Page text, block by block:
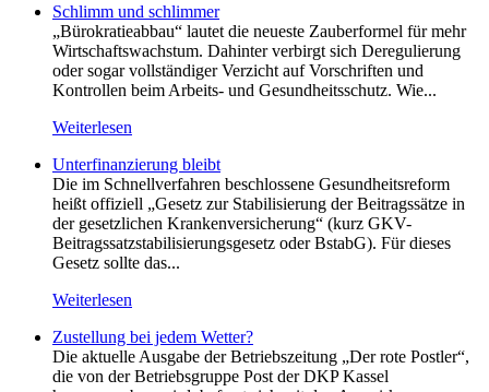
Schlimm und schlimmer
„Bürokratieabbau“ lautet die neueste Zauberformel für mehr
Wirtschaftswachstum. Dahinter verbirgt sich Deregulierung
oder sogar vollständiger Verzicht auf Vorschriften und
Kontrollen beim Arbeits- und Gesundheitsschutz. Wie...
Weiterlesen
Unterfinanzierung bleibt
Die im Schnellverfahren beschlossene Gesundheitsreform
heißt offiziell „Gesetz zur Stabilisierung der Beitragssätze in
der gesetzlichen Krankenversicherung“ (kurz GKV-
Beitragssatzstabilisierungsgesetz oder BstabG). Für dieses
Gesetz sollte das...
Weiterlesen
Zustellung bei jedem Wetter?
Die aktuelle Ausgabe der Betriebszeitung „Der rote Postler“,
die von der Betriebsgruppe Post der DKP Kassel